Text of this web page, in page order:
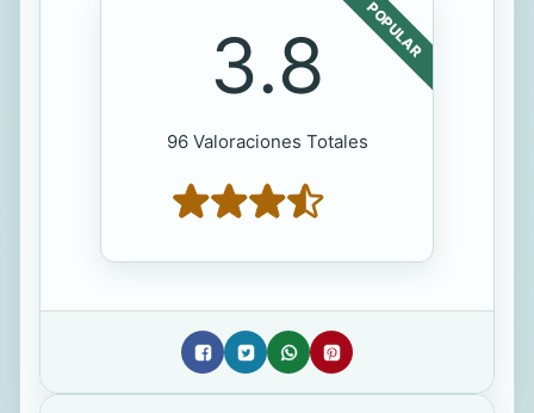
POPULAR
3.8
96 Valoraciones Totales